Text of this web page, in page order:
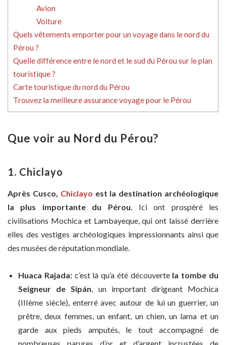
Avion
Voiture
Quels vêtements emporter pour un voyage dans le nord du
Pérou ?
Quelle différence entre le nord et le sud du Pérou sur le plan
touristique ?
Carte touristique du nord du Pérou
Trouvez la meilleure assurance voyage pour le Pérou
Que voir au Nord du Pérou?
1. Chiclayo
Après Cusco, Chiclayo est la destination archéologique
la plus importante du Pérou.
Ici ont prospéré les
civilisations Mochica et Lambayeque, qui ont laissé derrière
elles des vestiges archéologiques impressionnants ainsi que
des musées de réputation mondiale.
Huaca Rajada:c’est là qu’a été découverte la tombe du
Seigneur de Sipán, un important dirigeant Mochica
(IIIème siècle), enterré avec autour de lui un guerrier, un
prêtre, deux femmes, un enfant, un chien, un lama et un
garde aux pieds amputés, le tout accompagné de